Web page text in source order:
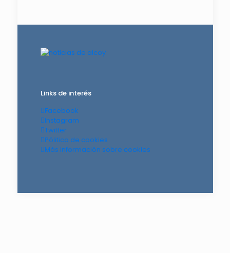
Links de interés
Facebook
Instagram
Twitter
Pólitica de cookies
Más información sobre cookies